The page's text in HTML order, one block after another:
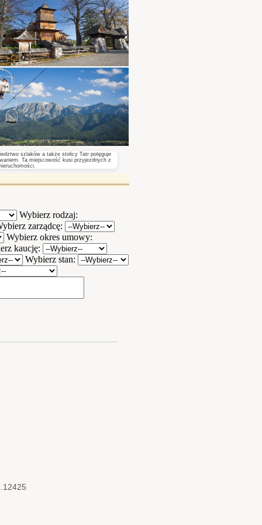
szlaków a także stolicy Tatr potęguje
Ta miejscowość kusi przyjezdnych z
Wybierz rodzaj:
zarządcę:
Wybierz okres umowy:
kaucję:
Wybierz stan: